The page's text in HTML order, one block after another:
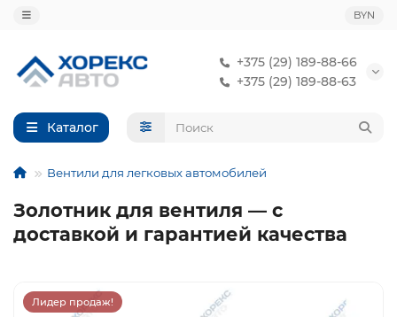
BYN
+375 (29) 189-88-66
+375 (29) 189-88-63
Каталог
Вентили для легковых автомобилей
Золотник для вентиля — с
доставкой и гарантией качества
Лидер продаж!